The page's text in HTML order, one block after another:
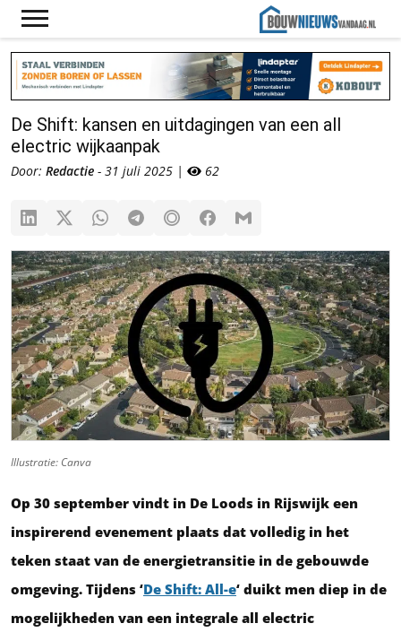
De Shift: kansen en uitdagingen van een all
electric wijkaanpak
Door: Redactie - 31 juli 2025 | 62
Illustratie: Canva
Op 30 september vindt in De Loods in Rijswijk een
inspirerend evenement plaats dat volledig in het
teken staat van de energietransitie in de gebouwde
omgeving. Tijdens ‘De Shift: All-e‘ duikt men diep in de
mogelijkheden van een integrale all electric